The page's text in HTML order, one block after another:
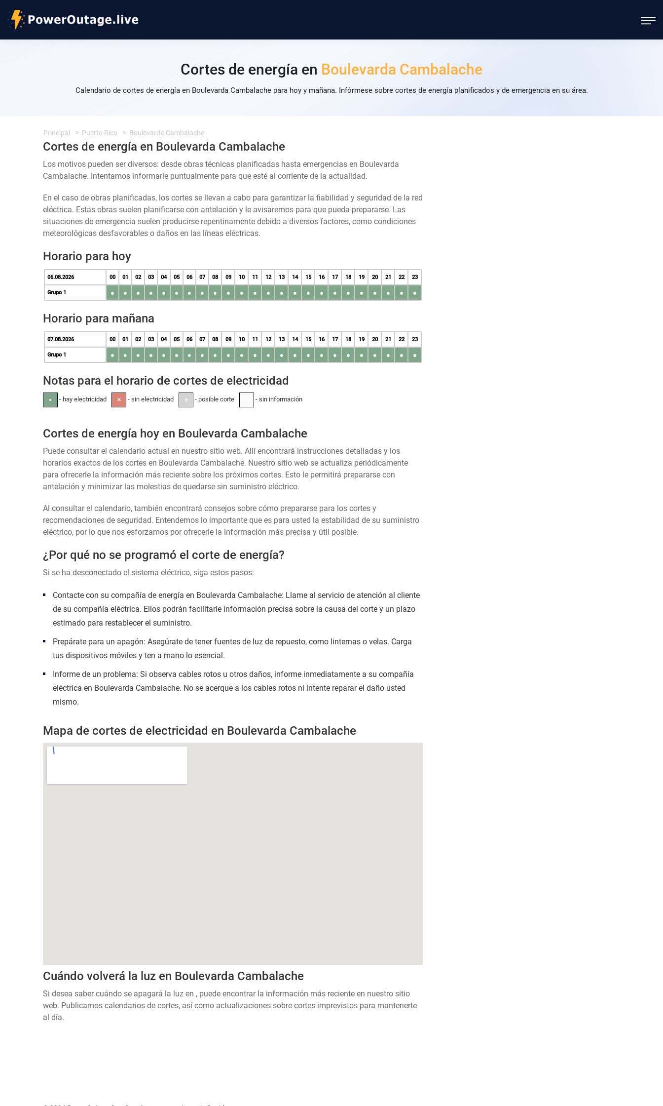
Cortes de energía en Boulevarda Cambalache
Calendario de cortes de energía en Boulevarda Cambalache para hoy y mañana. Infórmese sobre cortes de energía planificados y de emergencia en su área.
Principal Puerto Rico Boulevarda Cambalache
Cortes de energía en Boulevarda Cambalache
Los motivos pueden ser diversos: desde obras técnicas planificadas hasta emergencias en Boulevarda
Cambalache. Intentamos informarle puntualmente para que esté al corriente de la actualidad.
En el caso de obras planificadas, los cortes se llevan a cabo para garantizar la fiabilidad y seguridad de la red
eléctrica. Estas obras suelen planificarse con antelación y le avisaremos para que pueda prepararse. Las
situaciones de emergencia suelen producirse repentinamente debido a diversos factores, como condiciones
meteorológicas desfavorables o daños en las líneas eléctricas.
Horario para hoy
06.08.2026 00 01 02 03 04 05 06 07 08 09 10 11 12 13 14 15 16 17 18 19 20 21 22 23
Grupo 1 ● ● ● ● ● ● ● ● ● ● ● ● ● ● ● ● ● ● ● ● ● ● ● ●
Horario para mañana
07.08.2026 00 01 02 03 04 05 06 07 08 09 10 11 12 13 14 15 16 17 18 19 20 21 22 23
Grupo 1 ● ● ● ● ● ● ● ● ● ● ● ● ● ● ● ● ● ● ● ● ● ● ● ●
Notas para el horario de cortes de electricidad
● - hay electricidad ✕ - sin electricidad ± - posible corte - sin información
Cortes de energía hoy en Boulevarda Cambalache
Puede consultar el calendario actual en nuestro sitio web. Allí encontrará instrucciones detalladas y los
horarios exactos de los cortes en Boulevarda Cambalache. Nuestro sitio web se actualiza periódicamente
para ofrecerle la información más reciente sobre los próximos cortes. Esto le permitirá prepararse con
antelación y minimizar las molestias de quedarse sin suministro eléctrico.
Al consultar el calendario, también encontrará consejos sobre cómo prepararse para los cortes y
recomendaciones de seguridad. Entendemos lo importante que es para usted la estabilidad de su suministro
eléctrico, por lo que nos esforzamos por ofrecerle la información más precisa y útil posible.
¿Por qué no se programó el corte de energía?
Si se ha desconectado el sistema eléctrico, siga estos pasos:
Contacte con su compañía de energía en Boulevarda Cambalache: Llame al servicio de atención al cliente
de su compañía eléctrica. Ellos podrán facilitarle información precisa sobre la causa del corte y un plazo
estimado para restablecer el suministro.
Prepárate para un apagón: Asegúrate de tener fuentes de luz de repuesto, como linternas o velas. Carga
tus dispositivos móviles y ten a mano lo esencial.
Informe de un problema: Si observa cables rotos u otros daños, informe inmediatamente a su compañía
eléctrica en Boulevarda Cambalache. No se acerque a los cables rotos ni intente reparar el daño usted
mismo.
Mapa de cortes de electricidad en Boulevarda Cambalache
Cuándo volverá la luz en Boulevarda Cambalache
Si desea saber cuándo se apagará la luz en , puede encontrar la información más reciente en nuestro sitio
web. Publicamos calendarios de cortes, así como actualizaciones sobre cortes imprevistos para mantenerte
al día.